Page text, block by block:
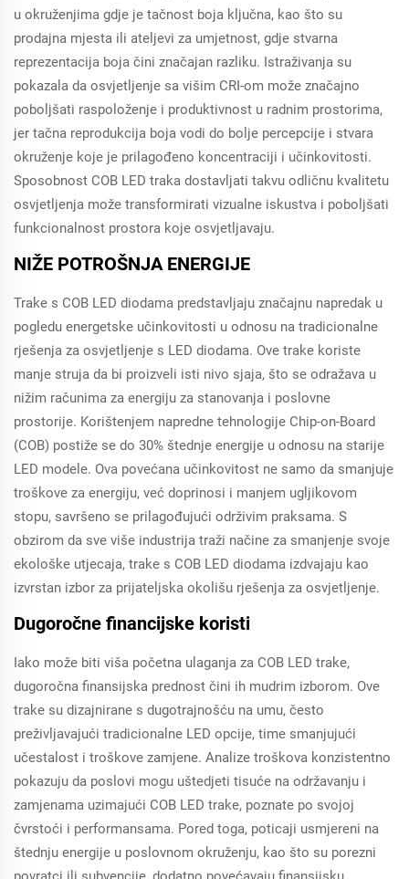
u okruženjima gdje je tačnost boja ključna, kao što su
prodajna mjesta ili ateljevi za umjetnost, gdje stvarna
reprezentacija boja čini značajan razliku. Istraživanja su
pokazala da osvjetljenje sa višim CRI-om može značajno
poboljšati raspoloženje i produktivnost u radnim prostorima,
jer tačna reprodukcija boja vodi do bolje percepcije i stvara
okruženje koje je prilagođeno koncentraciji i učinkovitosti.
Sposobnost COB LED traka dostavljati takvu odličnu kvalitetu
osvjetljenja može transformirati vizualne iskustva i poboljšati
funkcionalnost prostora koje osvjetljavaju.
NIŽE POTROŠNJA ENERGIJE
Trake s COB LED diodama predstavljaju značajnu napredak u
pogledu energetske učinkovitosti u odnosu na tradicionalne
rješenja za osvjetljenje s LED diodama. Ove trake koriste
manje struja da bi proizveli isti nivo sjaja, što se odražava u
nižim računima za energiju za stanovanja i poslovne
prostorije. Korištenjem napredne tehnologije Chip-on-Board
(COB) postiže se do 30% štednje energije u odnosu na starije
LED modele. Ova povećana učinkovitost ne samo da smanjuje
troškove za energiju, već doprinosi i manjem ugljikovom
stopu, savršeno se prilagođujući održivim praksama. S
obzirom da sve više industrija traži načine za smanjenje svoje
ekološke utjecaja, trake s COB LED diodama izdvajaju kao
izvrstan izbor za prijateljska okolišu rješenja za osvjetljenje.
Dugoročne financijske koristi
Iako može biti viša početna ulaganja za COB LED trake,
dugoročna finansijska prednost čini ih mudrim izborom. Ove
trake su dizajnirane s dugotrajnošću na umu, često
preživljavajući tradicionalne LED opcije, time smanjujući
učestalost i troškove zamjene. Analize troškova konzistentno
pokazuju da poslovi mogu uštedjeti tisuće na održavanju i
zamjenama uzimajući COB LED trake, poznate po svojoj
čvrstoći i performansama. Pored toga, poticaji usmjereni na
štednju energije u poslovnom okruženju, kao što su porezni